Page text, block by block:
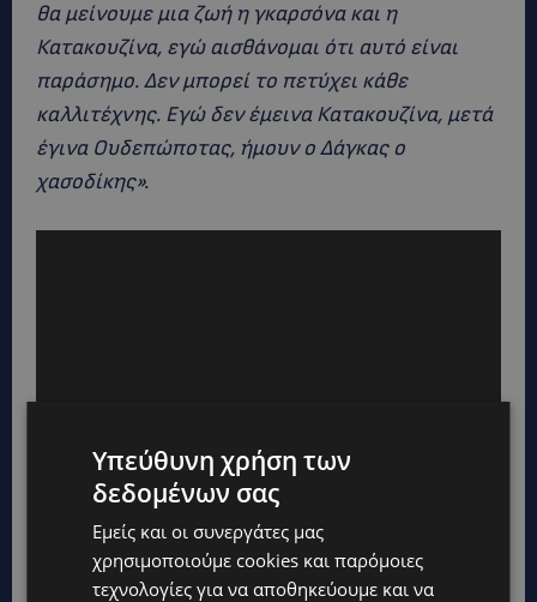
θα μείνουμε μια ζωή η γκαρσόνα και η
Κατακουζίνα, εγώ αισθάνομαι ότι αυτό είναι
παράσημο. Δεν μπορεί το πετύχει κάθε
καλλιτέχνης. Εγώ δεν έμεινα Κατακουζίνα, μετά
έγινα Ουδεπώποτας, ήμουν ο Δάγκας ο
χασοδίκης».
Υπεύθυνη χρήση των
δεδομένων σας
Εμείς και οι συνεργάτες μας
χρησιμοποιούμε cookies και παρόμοιες
τεχνολογίες για να αποθηκεύουμε και να